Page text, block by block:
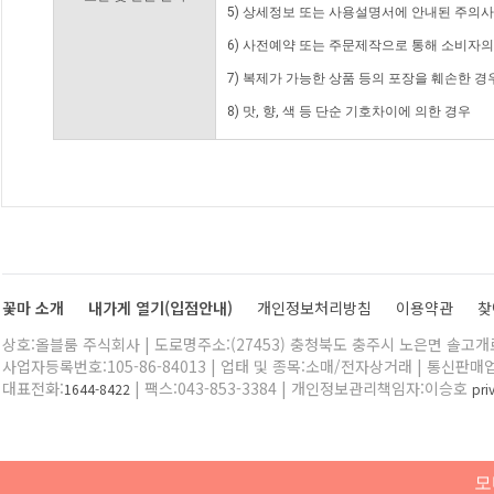
5) 상세정보 또는 사용설명서에 안내된 주의
6) 사전예약 또는 주문제작으로 통해 소비자
7) 복제가 가능한 상품 등의 포장을 훼손한 경
8) 맛, 향, 색 등 단순 기호차이에 의한 경우
꽃마 소개 내가게 열기(입점안내) 개인정보처리방침 이용약관
상호:올블룸 주식회사 | 도로명주소:(27453) 충청북도 충주시 노은면 솔고
사업자등록번호:105-86-84013 | 업태 및 종목:소매/전자상거래 | 통신판매
대표전화:1644-8422 | 팩스:043-853-3384 | 개인정보관리책임자:이승호